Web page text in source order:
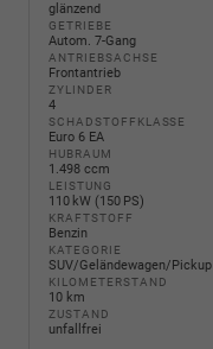
glänzend
GETRIEBE
Autom. 7-Gang
ANTRIEBSACHSE
Frontantrieb
ZYLINDER
4
SCHADSTOFFKLASSE
Euro 6 EA
HUBRAUM
1.498 ccm
LEISTUNG
110 kW (150 PS)
KRAFTSTOFF
Benzin
KATEGORIE
SUV/Geländewagen/Pickup
KILOMETERSTAND
10 km
ZUSTAND
unfallfrei